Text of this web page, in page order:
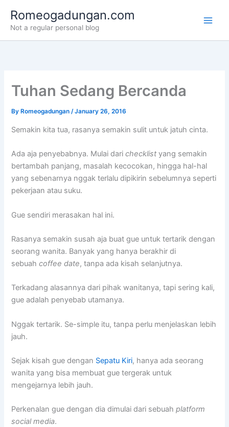
content
Romeogadungan.com
Not a regular personal blog
Tuhan Sedang Bercanda
By Romeogadungan/January 26, 2016
Semakin kita tua, rasanya semakin sulit untuk jatuh cinta.
Ada aja penyebabnya. Mulai darichecklist yang semakin
bertambah panjang, masalah kecocokan, hingga hal-hal
yang sebenarnya nggak terlalu dipikirin sebelumnya seperti
pekerjaan atau suku.
Gue sendiri merasakan hal ini.
Rasanya semakin susah aja buat gue untuk tertarik dengan
seorang wanita. Banyak yang hanya berakhir di
sebuahcoffee date, tanpa ada kisah selanjutnya.
Terkadang alasannya dari pihak wanitanya, tapi sering kali,
gue adalah penyebab utamanya.
Nggak tertarik. Se-simple itu, tanpa perlu menjelaskan lebih
jauh.
Sejak kisah gue dengan Sepatu Kiri, hanya ada seorang
wanita yang bisa membuat gue tergerak untuk
mengejarnya lebih jauh.
Perkenalan gue dengan dia dimulai dari sebuahplatform
social media.